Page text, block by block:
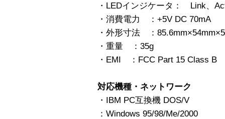
・LEDインジケータ： Link、
・消費電力 ：+5V DC 70mA
・外形寸法 ：
・重量 ：35g
・EMI ：FCC Part 15 Class B
対応機種・ネットワーク
・IBM PC互換機 DOS/V
：Windows 95/98/Me/2000